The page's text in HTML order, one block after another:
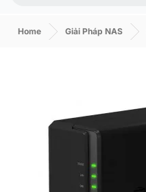
Home Giải Pháp NAS